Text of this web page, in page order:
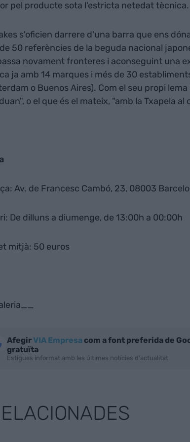
pel producte sota l'estricta netedat tècnica.
s'oficien darrere d'una barra que ens
50 referències de la beguda nacional
novament fronteres i aconseguint una
ja amb 14 marques i més de 30
o Buenos Aires). Com el seu propi
o el que és el mateix, "amb la Txapela al
Av. de Francesc Cambó, 23, 08003
De dilluns a diumenge, de 13:00h a 00:00h
mitjà: 50 euros
AfegirVIA Empresacom a font preferida de
gratuïta
Estigues informat amb les últimes notícies d'actualitat